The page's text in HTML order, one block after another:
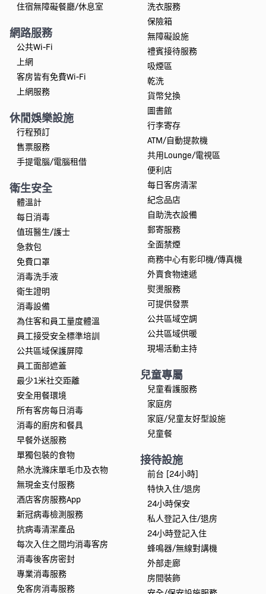
住宿無障礙餐廳/休息室
網路服務
公共Wi-Fi
上網
客房皆有免費Wi-Fi
上網服務
休閒娛樂設施
行程預訂
售票服務
手提電腦/電腦租借
衛生安全
體溫計
每日消毒
值班醫生/護士
急救包
免費口罩
消毒洗手液
衛生證明
消毒設備
為住客和員工量度體溫
員工接受安全標準培訓
公共區域保護屏障
員工面部遮蓋
最少1米社交距離
安全用餐環境
所有客房每日消毒
消毒的廚房和餐具
早餐外送服務
單獨包裝的食物
熱水洗滌床單毛巾及衣物
無現金支付服務
酒店客房服務App
新冠病毒檢測服務
抗病毒清潔產品
每次入住之間均消毒客房
消毒後客房密封
專業消毒服務
免客房消毒服務
洗衣服務
保險箱
無障礙設施
禮賓接待服務
吸煙區
乾洗
貨幣兌換
圖書館
行李寄存
ATM/自動提款機
共用Lounge/電視區
便利店
每日客房清潔
紀念品店
自助洗衣設備
郵寄服務
全面禁煙
商務中心有影印機/傳真機
外賣食物速遞
熨燙服務
可提供發票
公共區域空調
公共區域供暖
現場活動主持
兒童專屬
兒童看護服務
家庭房
家庭/兒童友好型設施
兒童餐
接待設施
前台 [24小時]
特快入住/退房
24小時保安
私人登記入住/退房
24小時登記入住
蜂鳴器/無線對講機
外部走廊
房間裝飾